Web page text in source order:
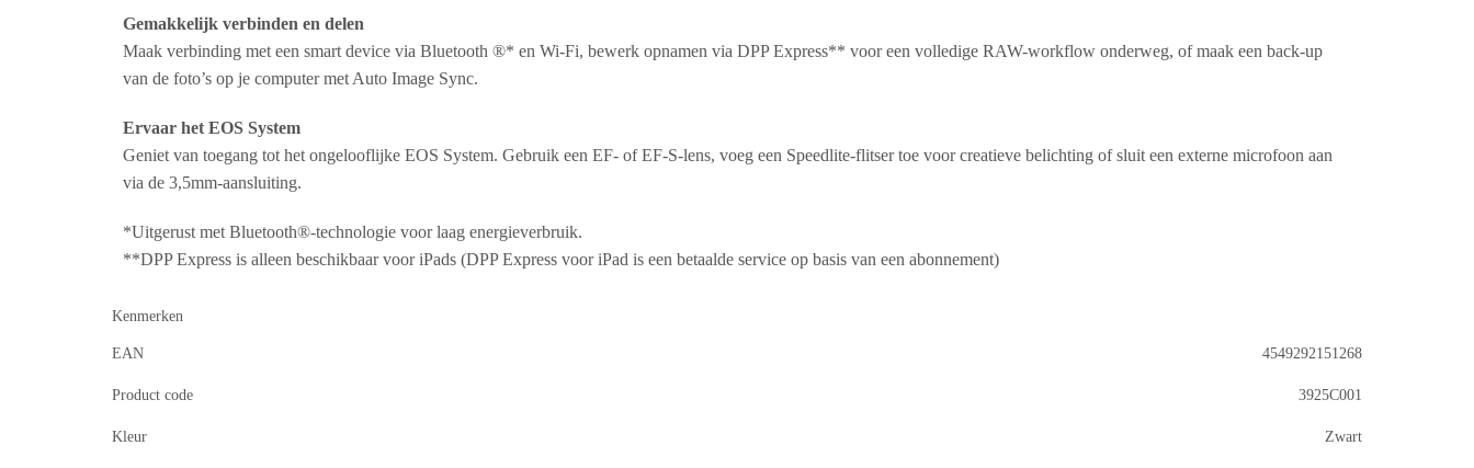
Gemakkelijk verbinden en delen
Maak verbinding met een smart device via Bluetooth ®* en Wi-Fi, bewerk opnamen via DPP Express** voor een volledige RAW-workflow onderweg, of maak een back-up
van de foto’s op je computer met Auto Image Sync.
Ervaar het EOS System
Geniet van toegang tot het ongelooflijke EOS System. Gebruik een EF- of EF-S-lens, voeg een Speedlite-flitser toe voor creatieve belichting of sluit een externe microfoon aan
via de 3,5mm-aansluiting.
*Uitgerust met Bluetooth®-technologie voor laag energieverbruik.
**DPP Express is alleen beschikbaar voor iPads (DPP Express voor iPad is een betaalde service op basis van een abonnement)
Kenmerken
EAN 4549292151268
Product code 3925C001
Kleur Zwart